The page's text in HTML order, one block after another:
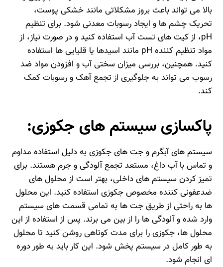
بالا می‌ تواند باعث بروز مشکلاتی مانند خشکی پوست،
تحریک چشم‌ ها و ایجاد رسوبات معدنی شود. برای تنظیم
pH، از کیت‌ های تست آب استفاده کنید و در صورت نیاز، از
مواد تنظیم‌ کننده pH مانند اسیدها یا قلیایی‌ ها استفاده
کنید. همچنین، بررسی میزان سختی آب و افزودن مواد ضد
رسوب می‌ تواند به جلوگیری از تجمع آهک و رسوبات کمک
کند.
پاکسازی سیستم‌ های جکوزی:
سیستم‌ های آبگرم و جت‌ های جکوزی به دلیل استفاده مداوم
و تماس با آب داغ، مستعد تجمع آلودگی و جرم هستند. برای
تمیز کردن سیستم‌ های داخلی، بهتر است از محلول‌ های
ضدعفونی‌ کننده مخصوص جکوزی استفاده کنید. این محلول‌
ها به راحتی از طریق جت‌ ها به تمامی قسمت‌ های سیستم
وارد شده و آلودگی‌ ها را از بین می‌ برند. پس از استفاده از این
محلول‌ ها، جکوزی را برای مدت کوتاهی روشن کنید تا محلول
به طور کامل در سیستم پخش شود. این کار باید به طور دوره‌
ای انجام شود.